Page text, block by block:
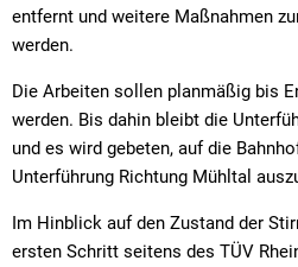
entfernt und weitere Maßnahmen
werden.
Die Arbeiten sollen planmäßig bis
werden. Bis dahin bleibt die
und es wird gebeten, auf die
Unterführung Richtung Mühltal
Im Hinblick auf den Zustand der
ersten Schritt seitens des TÜV